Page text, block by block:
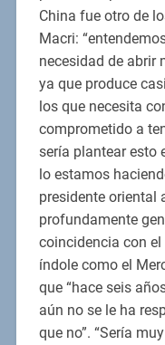
China fue otro de
Macri:
necesidad de abrir
ya que produce
los que necesita
comprometido a
sería plantear esto
lo estamos
presidente oriental
profundamente
coincidencia con
índole como el
que “hace seis
aún no se le ha
que no”. “Sería